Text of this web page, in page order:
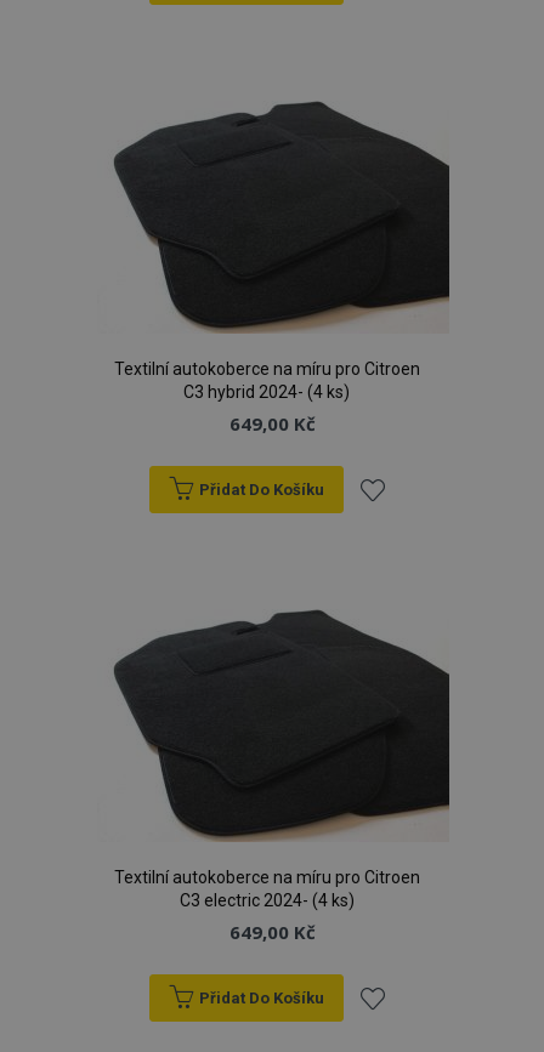
oblíbeným
Textilní autokoberce na míru pro Citroen
C3 hybrid 2024- (4 ks)
649,00 Kč
Přidat Do Košíku
oblíbeným
Textilní autokoberce na míru pro Citroen
C3 electric 2024- (4 ks)
649,00 Kč
Přidat Do Košíku